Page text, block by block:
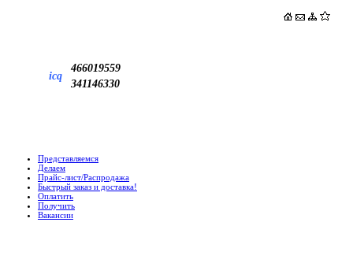
icq
466019559
341146330
Представляемся
Делаем
Прайс-лист/Распродажа
Быстрый заказ и доставка!
Оплатить
Получить
Вакансии